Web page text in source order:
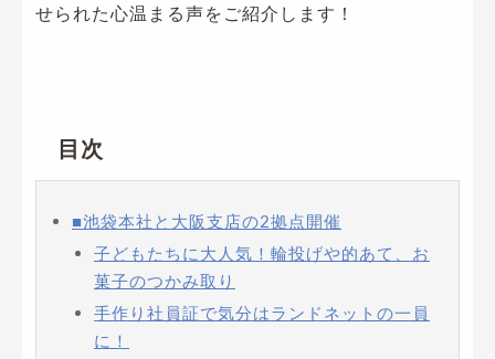
せられた心温まる声をご紹介します！
目次
■池袋本社と大阪支店の2拠点開催
子どもたちに大人気！輪投げや的あて、お
菓子のつかみ取り
手作り社員証で気分はランドネットの一員
に！